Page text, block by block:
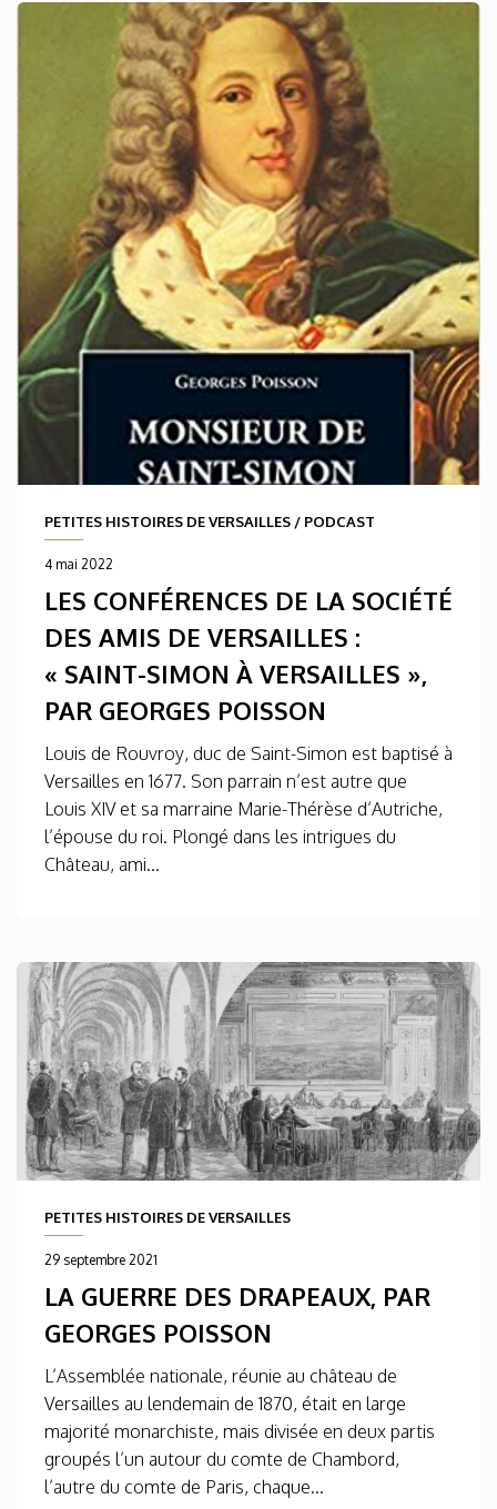
PETITES HISTOIRES DE VERSAILLES / PODCAST
4 mai 2022
LES CONFÉRENCES DE LA SOCIÉTÉ
DES AMIS DE VERSAILLES :
« SAINT-SIMON À VERSAILLES »,
PAR GEORGES POISSON
Louis de Rouvroy, duc de Saint-Simon est baptisé à
Versailles en 1677. Son parrain n’est autre que
Louis XIV et sa marraine Marie-Thérèse d’Autriche,
l’épouse du roi. Plongé dans les intrigues du
Château, ami...
PETITES HISTOIRES DE VERSAILLES
29 septembre 2021
LA GUERRE DES DRAPEAUX, PAR
GEORGES POISSON
L’Assemblée nationale, réunie au château de
Versailles au lendemain de 1870, était en large
majorité monarchiste, mais divisée en deux partis
groupés l’un autour du comte de Chambord,
l’autre du comte de Paris, chaque...